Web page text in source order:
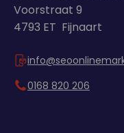
Voorstraat 9
4793 ET Fijnaart
0168 820 206